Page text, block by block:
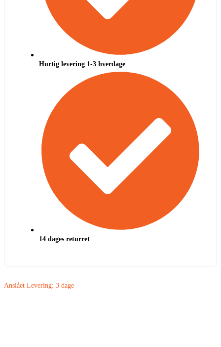
Hurtig levering 1-3 hverdage
14 dages returret
Anslået Levering: 3 dage